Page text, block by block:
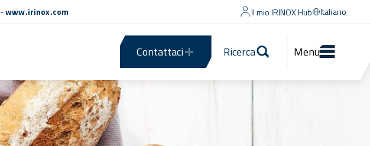
-www.irinox.com Il mio IRINOX Hub Italiano
Contattaci Ricerca Menu